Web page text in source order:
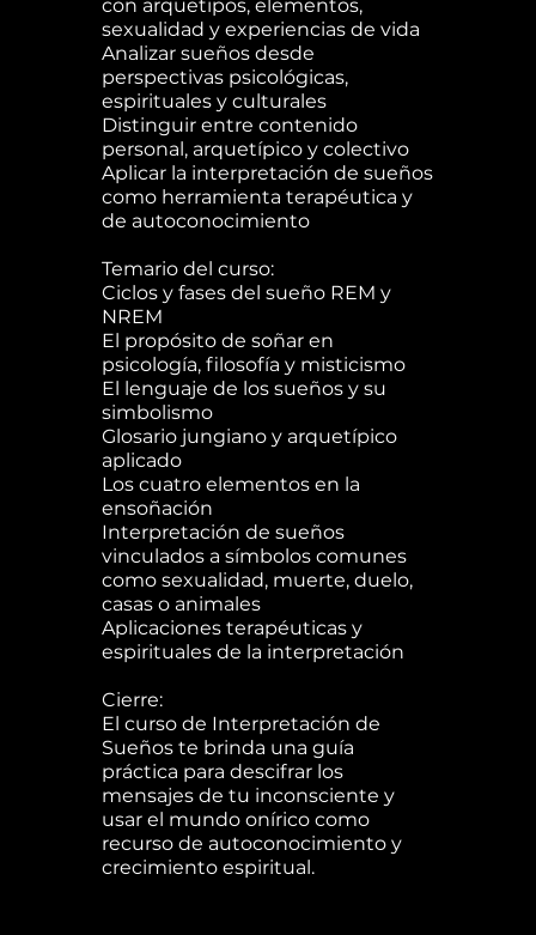
con arquetipos, elementos,
sexualidad y experiencias de vida
Analizar sueños desde
perspectivas psicológicas,
espirituales y culturales
Distinguir entre contenido
personal, arquetípico y colectivo
Aplicar la interpretación de sueños
como herramienta terapéutica y
de autoconocimiento
Temario del curso:
Ciclos y fases del sueño REM y
NREM
El propósito de soñar en
psicología, filosofía y misticismo
El lenguaje de los sueños y su
simbolismo
Glosario jungiano y arquetípico
aplicado
Los cuatro elementos en la
ensoñación
Interpretación de sueños
vinculados a símbolos comunes
como sexualidad, muerte, duelo,
casas o animales
Aplicaciones terapéuticas y
espirituales de la interpretación
Cierre:
El curso de Interpretación de
Sueños te brinda una guía
práctica para descifrar los
mensajes de tu inconsciente y
usar el mundo onírico como
recurso de autoconocimiento y
crecimiento espiritual.